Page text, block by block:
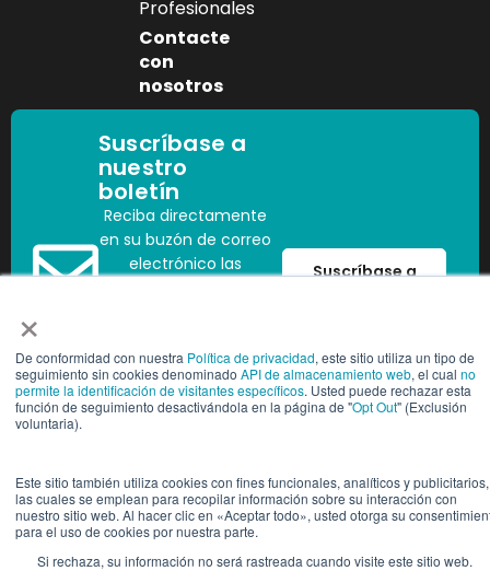
×
De conformidad con nuestra Política de privacidad, este sitio utiliza un tipo de
seguimiento sin cookies denominado API de almacenamiento web, el cual no
permite la identificación de visitantes específicos. Usted puede rechazar esta
función de seguimiento desactivándola en la página de "Opt Out" (Exclusión
voluntaria).
Este sitio también utiliza cookies con fines funcionales, analíticos y publicitarios,
las cuales se emplean para recopilar información sobre su interacción con
nuestro sitio web. Al hacer clic en «Aceptar todo», usted otorga su
para el uso de cookies por nuestra parte.
Si rechaza, su información no será rastreada cuando visite este sitio web.
Profesionales
Contacte
con
nosotros
Suscríbase a
nuestro
boletín
Reciba directamente
en su buzón de correo
electrónico las
normativo y
tendencias del sector.
Suscríbase a
Copyright © 2025 People2.0 | Todos los derechos reservados
Centro de ConfianzaCentro de
confianza
Configuración de